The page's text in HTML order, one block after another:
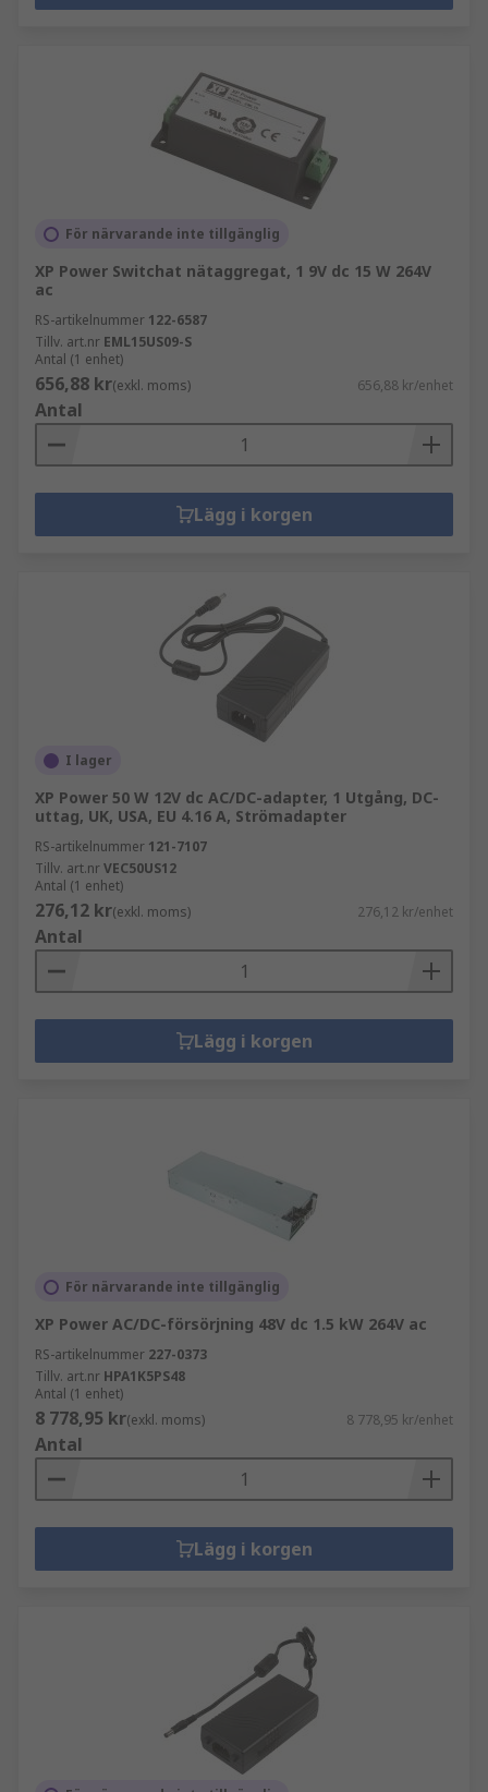
För närvarande inte tillgänglig
XP Power Switchat nätaggregat, 1 9V dc 15 W 264V
ac
RS-artikelnummer 122-6587
Tillv. art.nr EML15US09-S
Antal (1 enhet)
656,88 kr(exkl. moms) 656,88 kr/enhet
Antal
Lägg i korgen
I lager
XP Power 50 W 12V dc AC/DC-adapter, 1 Utgång, DC-
uttag, UK, USA, EU 4.16 A, Strömadapter
RS-artikelnummer 121-7107
Tillv. art.nrVEC50US12
Antal (1 enhet)
276,12 kr(exkl. moms) 276,12 kr/enhet
Antal
Lägg i korgen
För närvarande inte tillgänglig
XP Power AC/DC-försörjning 48V dc 1.5 kW 264V ac
RS-artikelnummer 227-0373
Tillv. art.nr HPA1K5PS48
Antal (1 enhet)
8 778,95 kr(exkl. moms) 8 778,95 kr/enhet
Antal
Lägg i korgen